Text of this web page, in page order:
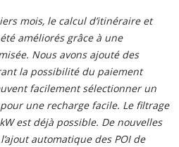
mois, le calcul d’itinéraire et
améliorés grâce à une
Nous avons ajouté des
la possibilité du paiement
facilement sélectionner un
une recharge facile. Le filtrage
est déjà possible. De nouvelles
automatique des POI de